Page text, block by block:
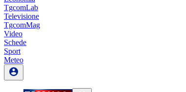
TgcomLab
Televisione
TgcomMag
Video
Schede
Sport
Meteo